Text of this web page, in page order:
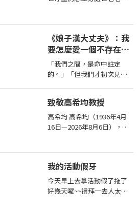
鳴的
《娘子漢大丈夫》：我
要怎麼愛一個不存在的
人？
「我們之間，是命中註定
的。」「但我們才初次見
種感覺，你我之間的那種感
覺，現
致敬高希均教授
高希均 高希均（1936年4月
16日—2026年8月6日），生
我的活動假牙
今天早上去拿活動假了拖了
好幾天囉~~禮拜一去人太多